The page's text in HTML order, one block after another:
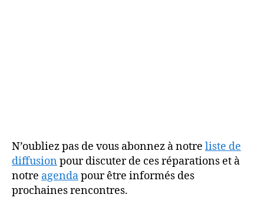
N’oubliez pas de vous abonnez à notre liste de
diffusionpour discuter de ces réparations et à
notre agendapour être informés des
prochaines rencontres.